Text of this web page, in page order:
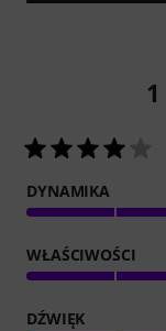
1
DYNAMIKA
WŁAŚCIWOŚCI
DŹWIĘK